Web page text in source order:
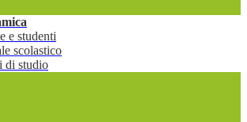
e studenti
scolastico
di studio